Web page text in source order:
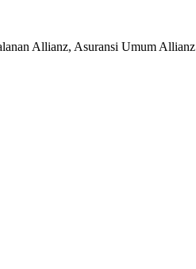
Allianz, Asuransi Umum Allianz